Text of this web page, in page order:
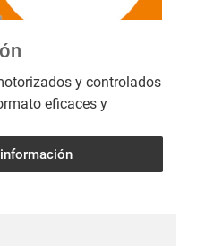
y controlados
eficaces y